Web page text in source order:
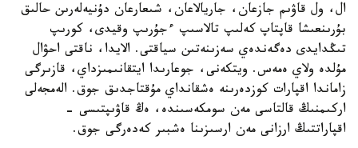
ال، ول قاۋىم جازعان، جاريالاعان، شىعارعان دۇنيەلەرىن حالىق
بۇرىنعىشا قاپتاپ كەلىپ تالاسىپ ءجۇرىپ وقيدى، كورىپ
تىڭدايدى دەگەندەي سەزىنەتىن سياقتى. الايدا، ناقتى احۋال
مۇلدە ولاي ەمەس. ويتكەنى، جوعارىدا ايتقانىمىزداي، قازىرگى
زاماندا اقپارات كوزدەرىنە ەشقانداي مۇقتاجدىق جوق. الەمجەلى
اركىمنىڭ قالتاسى مەن سومكەسىندە، ەڭ قاۋىپتىسى -
اقپاراتتىڭ ارزانى مەن ارسىزىنا ەشبىر كەدەرگى جوق.